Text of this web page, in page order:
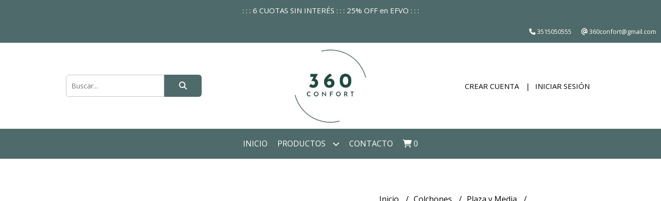
: : : 6 CUOTAS SIN INTERÉS : : : 25% OFF en EFVO : : :
3515050555 360confort@gmail.com
CREAR CUENTA INICIAR SESIÓN
INICIO PRODUCTOS CONTACTO 0